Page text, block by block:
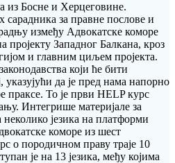
из Босне и Херцеговине.
за правне послове и
између Адвокатске коморе
Западног Балкана, кроз
и главним циљем пројекта.
који ће бити
да је пред нама напорно
праксе. То је први HELP курс
Интегрише материјале за
језика на платформи
коморе из шест
о породичном праву траје 10
је на 13 језика, међу којима